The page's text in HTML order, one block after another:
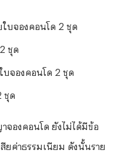
บจองคอนโด 2 ชุด
ชุด
บจองคอนโด 2 ชุด
ชุด
องคอนโด ยังไม่ได้มีข้อ
ยค่าธรรมเนียม ดังนั้นราย